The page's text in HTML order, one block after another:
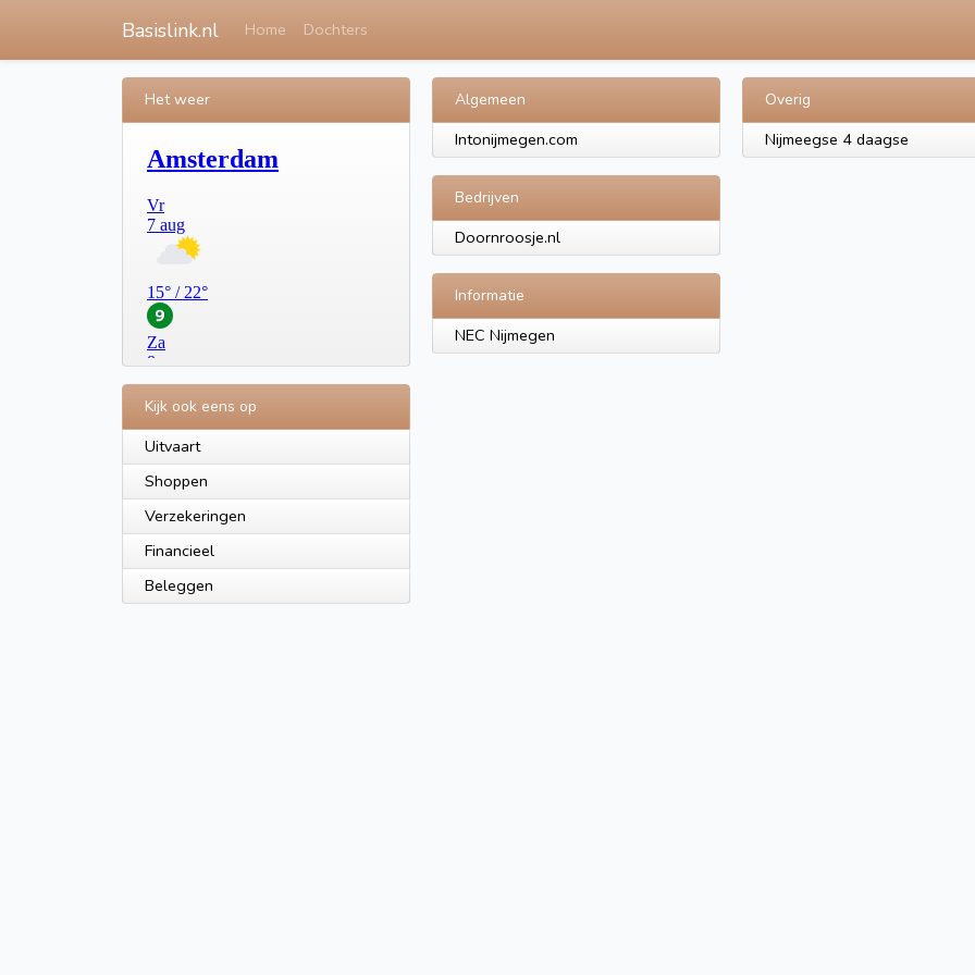
Basislink.nl Home Dochters
Het weer
Kijk ook eens op
Uitvaart
Shoppen
Verzekeringen
Financieel
Beleggen
Algemeen
Intonijmegen.com
Bedrijven
Doornroosje.nl
Informatie
NEC Nijmegen
Overig
Nijmeegse 4 daagse